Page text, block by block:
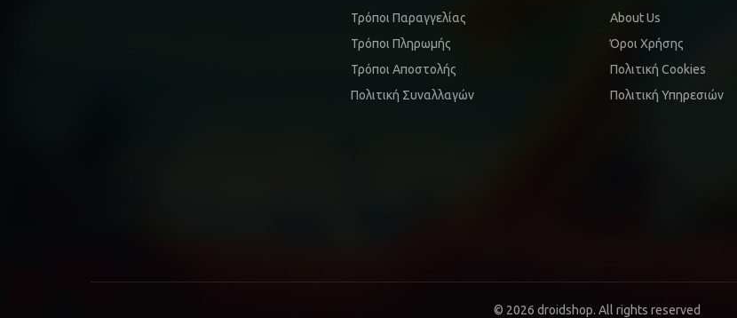
Τρόποι Παραγγελίας
Τρόποι Πληρωμής
Τρόποι Αποστολής
Πολιτική Συναλλαγών
About Us
Όροι Χρήσης
Πολιτική Cookies
Πολιτική Υπηρεσιών
© 2026 droidshop. All rights reserved